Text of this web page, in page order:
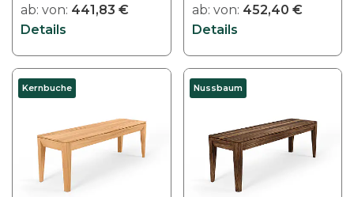
ab: von: 441,83 €
Details
ab: von: 452,40 €
Details
Kernbuche Nussbaum